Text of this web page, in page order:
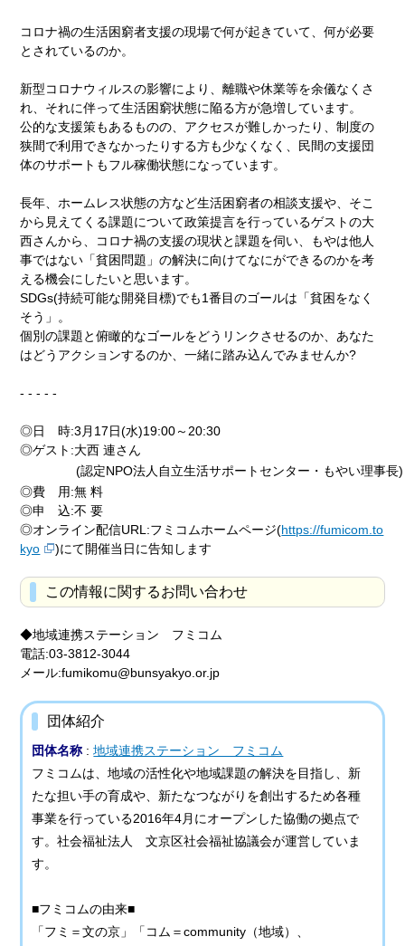
コロナ禍の生活困窮者支援の現場で何が起きていて、何が必要
とされているのか。
新型コロナウィルスの影響により、離職や休業等を余儀なくさ
れ、それに伴って生活困窮状態に陥る方が急増しています。
公的な支援策もあるものの、アクセスが難しかったり、制度の
狭間で利用できなかったりする方も少なくなく、民間の支援団
体のサポートもフル稼働状態になっています。
長年、ホームレス状態の方など生活困窮者の相談支援や、そこ
から見えてくる課題について政策提言を行っているゲストの大
西さんから、コロナ禍の支援の現状と課題を伺い、もやは他人
事ではない「貧困問題」の解決に向けてなにができるのかを考
える機会にしたいと思います。
SDGs(持続可能な開発目標)でも1番目のゴールは「貧困をなく
そう」。
個別の課題と俯瞰的なゴールをどうリンクさせるのか、あなた
はどうアクションするのか、一緒に踏み込んでみませんか?
- - - - -
◎日 時:3月17日(水)19:00～20:30
◎ゲスト:大西 連さん
(認定NPO法人自立生活サポートセンター・もやい理事長)
◎費 用:無 料
◎申 込:不 要
◎オンライン配信URL:フミコムホームページ(https://fumicom.to
kyo
)にて開催当日に告知します
この情報に関するお問い合わせ
◆地域連携ステーション フミコム
電話:03-3812-3044
メール:fumikomu@bunsyakyo.or.jp
団体紹介
団体名称 :地域連携ステーション フミコム
フミコムは、地域の活性化や地域課題の解決を目指し、新
たな担い手の育成や、新たなつながりを創出するため各種
事業を行っている2016年4月にオープンした協働の拠点で
す。社会福祉法人 文京区社会福祉協議会が運営していま
す。
■フミコムの由来■
「フミ＝文の京」「コム＝community（地域）、